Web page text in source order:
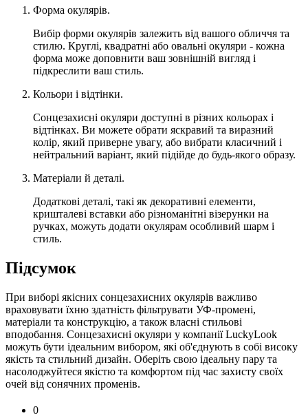
Форма окулярів.
Вибір форми окулярів залежить від вашого обличчя та
стилю. Круглі, квадратні або овальні окуляри - кожна
форма може доповнити ваш зовнішній вигляд і
підкреслити ваш стиль.
Кольори і відтінки.
Сонцезахисні окуляри доступні в різних кольорах і
відтінках. Ви можете обрати яскравий та виразний
колір, який приверне увагу, або вибрати класичний і
нейтральний варіант, який підійде до будь-якого образу.
Матеріали й деталі.
Додаткові деталі, такі як декоративні елементи,
кришталеві вставки або різноманітні візерунки на
ручках, можуть додати окулярам особливий шарм і
стиль.
Підсумок
При виборі якісних сонцезахисних окулярів важливо
враховувати їхню здатність фільтрувати УФ-промені,
матеріали та конструкцію, а також власні стильові
вподобання. Сонцезахисні окуляри у компанії LuckyLook
можуть бути ідеальним вибором, які об'єднують в собі високу
якість та стильний дизайн. Оберіть свою ідеальну пару та
насолоджуйтеся якістю та комфортом під час захисту своїх
очей від сонячних променів.
0